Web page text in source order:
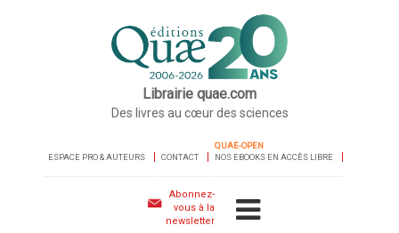
Librairie quae.com
Des livres au cœur des sciences
ESPACE PRO & AUTEURS CONTACT
QUAE-OPEN
NOS EBOOKS EN ACCÈS LIBRE
Abonnez-
vous à la
newsletter